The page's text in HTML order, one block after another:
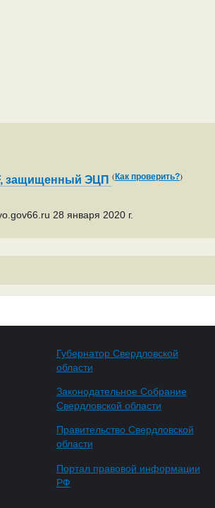
защищенный ЭЦП (Как проверить?)
28 января 2020 г.
Губернатор Свердловской
области
Законодательное Собрание
Свердловской области
Правительство Свердловской
области
Портал правовой информации
РФ